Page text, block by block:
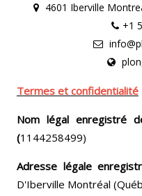
4601 Iberville
+1
Termes et confidentialité
Nom légal enregistré
(1144258499)
Adresse légale
D'Iberville Montréal